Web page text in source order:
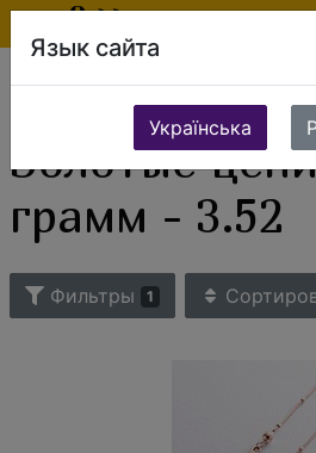
Ювелирные изделия Золотые изделия
Золотые
грамм - 3.52
Фильтры 1
Язык сайта
Українська